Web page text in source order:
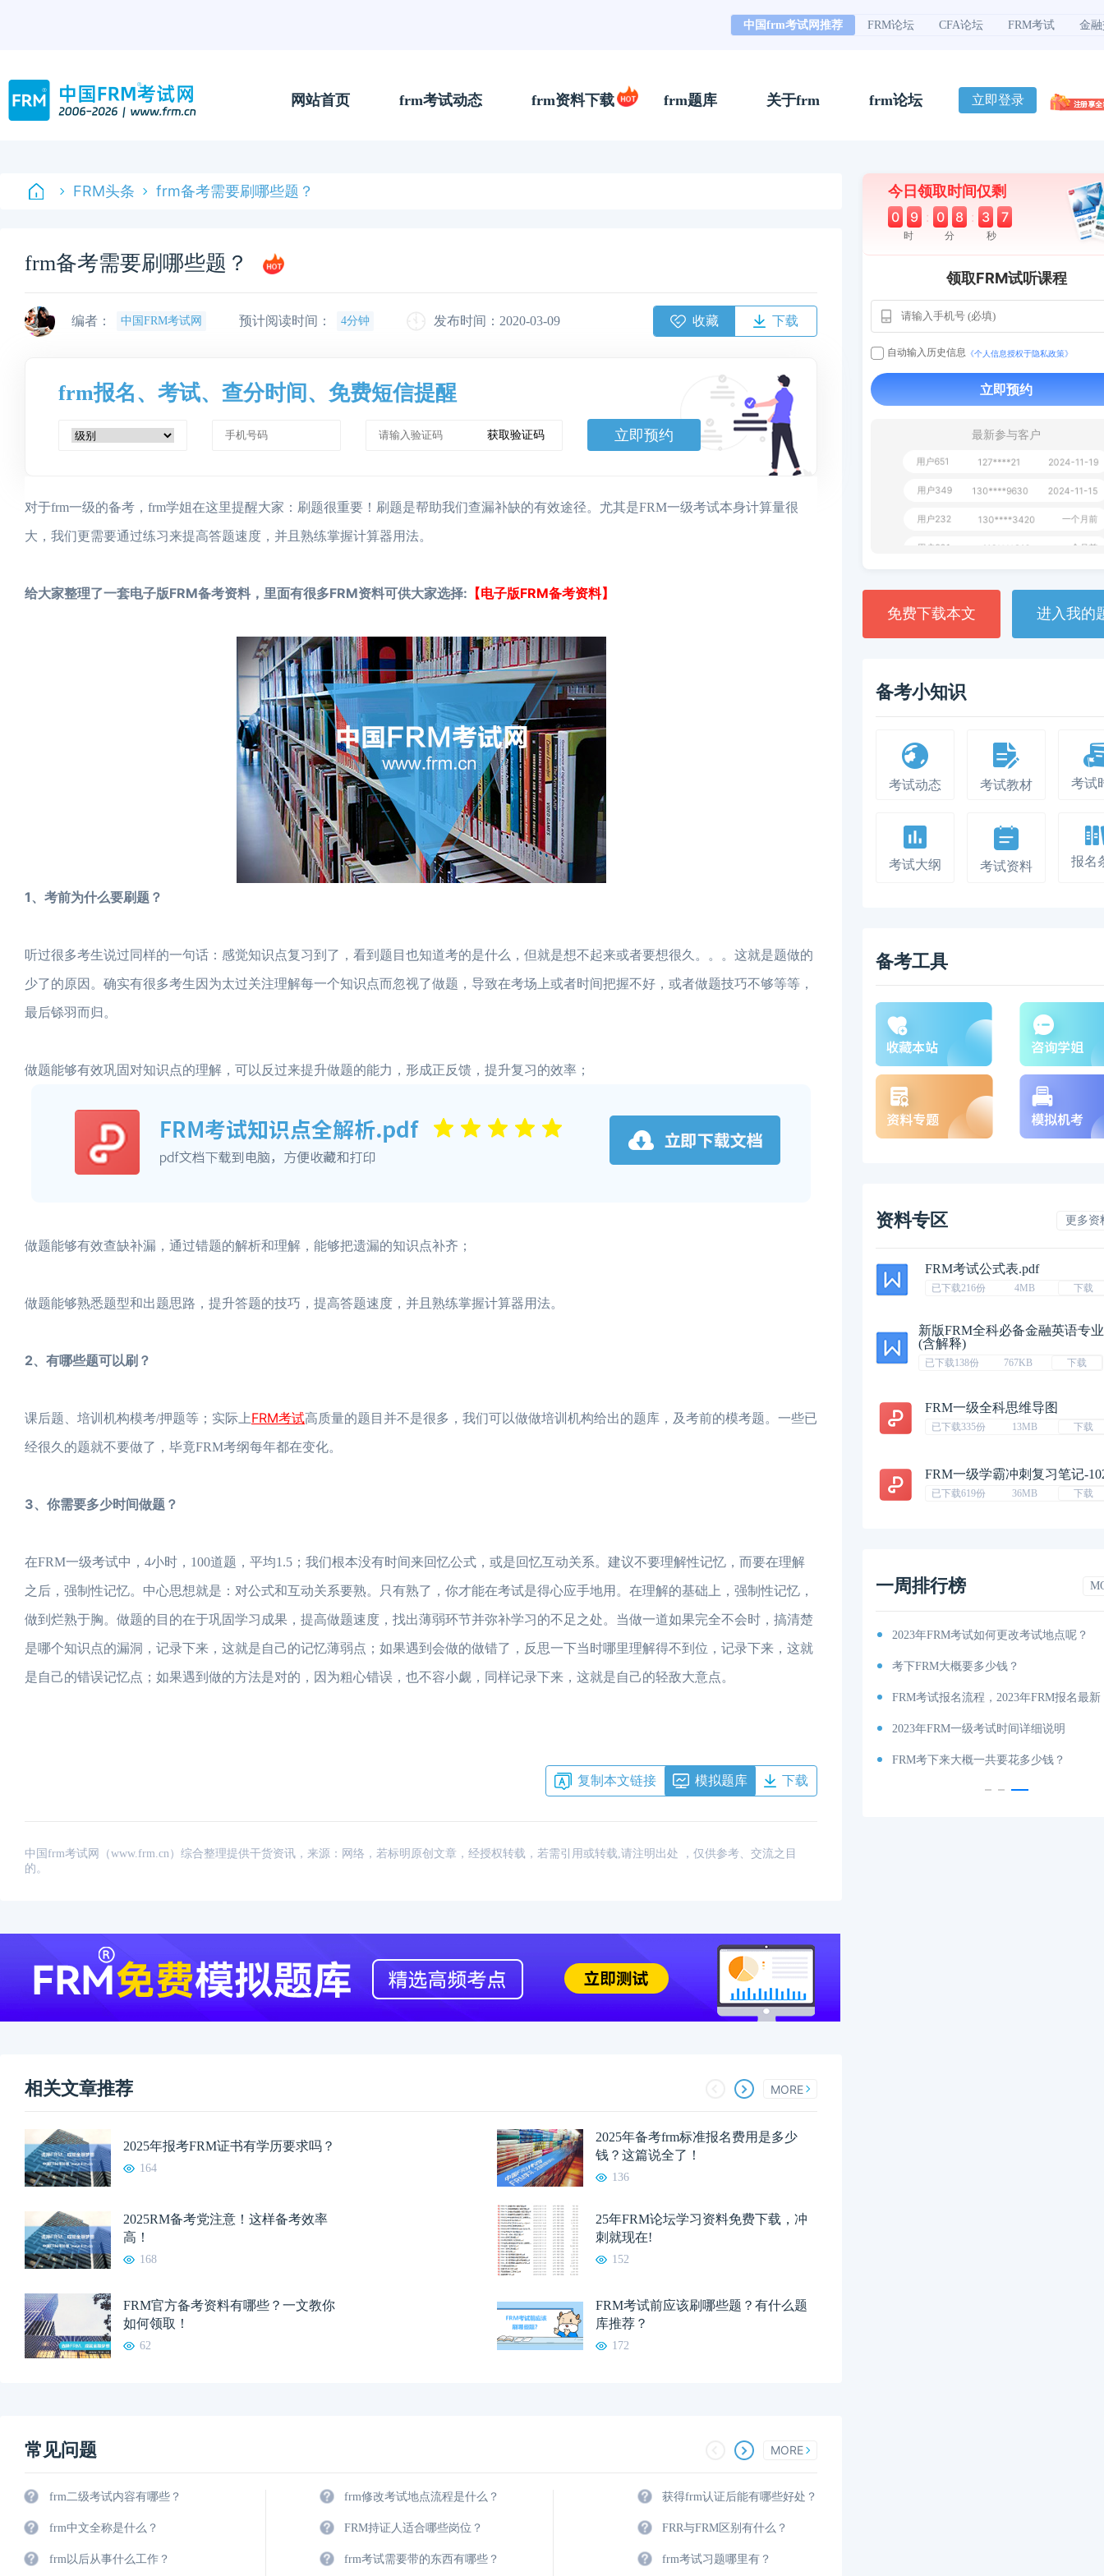
中国frm考试网推荐 FRM论坛 CFA论坛 FRM考试 金
网站首页 frm考试动态 frm资料下载 frm题库 关于frm frm论坛 立即登录
FRM头条 frm备考需要刷哪些题？
frm备考需要刷哪些题？
编者： 中国FRM考试网 预计阅读时间： 4分钟 发布时间：2020-03-09 收藏 下载
frm报名、考试、查分时间、免费短信提醒
获取验证码 立即预约
对于frm一级的备考，frm学姐在这里提醒大家：刷题很重要！刷题是帮助我们查漏补缺的有效途径。尤其是FRM一级考试本身计算量很
大，我们更需要通过练习来提高答题速度，并且熟练掌握计算器用法。
给大家整理了一套电子版FRM备考资料，里面有很多FRM资料可供大家选择: 【电子版FRM备考资料】
1、考前为什么要刷题？
听过很多考生说过同样的一句话：感觉知识点复习到了，看到题目也知道考的是什么，但就是想不起来或者要想很久。。。这就是题做的
少了的原因。确实有很多考生因为太过关注理解每一个知识点而忽视了做题，导致在考场上或者时间把握不好，或者做题技巧不够等等，
最后铩羽而归。
做题能够有效巩固对知识点的理解，可以反过来提升做题的能力，形成正反馈，提升复习的效率；
做题能够有效查缺补漏，通过错题的解析和理解，能够把遗漏的知识点补齐；
做题能够熟悉题型和出题思路，提升答题的技巧，提高答题速度，并且熟练掌握计算器用法。
2、有哪些题可以刷？
课后题、培训机构模考/押题等；实际上FRM考试高质量的题目并不是很多，我们可以做做培训机构给出的题库，及考前的模考题。一些已
经很久的题就不要做了，毕竟FRM考纲每年都在变化。
3、你需要多少时间做题？
在FRM一级考试中，4小时，100道题，平均1.5；我们根本没有时间来回忆公式，或是回忆互动关系。建议不要理解性记忆，而要在理解
之后，强制性记忆。中心思想就是：对公式和互动关系要熟。只有熟了，你才能在考试是得心应手地用。在理解的基础上，强制性记忆，
做到烂熟于胸。做题的目的在于巩固学习成果，提高做题速度，找出薄弱环节并弥补学习的不足之处。当做一道如果完全不会时，搞清楚
是哪个知识点的漏洞，记录下来，这就是自己的记忆薄弱点；如果遇到会做的做错了，反思一下当时哪里理解得不到位，记录下来，这就
是自己的错误记忆点；如果遇到做的方法是对的，因为粗心错误，也不容小觑，同样记录下来，这就是自己的轻敌大意点。
复制本文链接 模拟题库 下载
中国frm考试网（www.frm.cn）综合整理提供干货资讯，来源：网络，若标明原创文章，经授权转载，若需引用或转载,请注明出处 ，仅供参考、交流之目
的。
相关文章推荐 MORE
2025年报考FRM证书有学历要求吗？
164
2025年备考frm标准报名费用是多少
钱？这篇说全了！
136
2025RM备考党注意！这样备考效率
高！
168
25年FRM论坛学习资料免费下载，冲
刺就现在!
152
FRM官方备考资料有哪些？一文教你
如何领取！
62
FRM考试前应该刷哪些题？有什么题
库推荐？
172
常见问题 MORE
frm二级考试内容有哪些？
frm中文全称是什么？
frm以后从事什么工作？
frm修改考试地点流程是什么？
FRM持证人适合哪些岗位？
frm考试需要带的东西有哪些？
获得frm认证后能有哪些好处？
FRR与FRM区别有什么？
frm考试习题哪里有？
今日领取时间仅剩
0 9 : 0 8 : 3 6
时 分 秒
领取FRM试听课程
自动输入历史信息 《个人信息授权于隐私政策》
立即预约
最新参与客户
112****290
免费下载本文 进入我的
备考小知识
考试动态 考试教材 考试
考试大纲 考试资料 报名
备考工具
资料专区 更多资
FRM考试公式表.pdf
已下载216份 4MB 下载
新版FRM全科必备金融英语专
(含解释)
已下载138份 767KB 下载
FRM一级全科思维导图
已下载335份 13MB 下载
FRM一级学霸冲刺复习笔记-
已下载619份 36MB 下载
一周排行榜
2023年FRM考试如何更改考试地点呢？
考下FRM大概要多少钱？
FRM考试报名流程，2023年FRM报名最新
2023年FRM一级考试时间详细说明
FRM考下来大概一共要花多少钱？